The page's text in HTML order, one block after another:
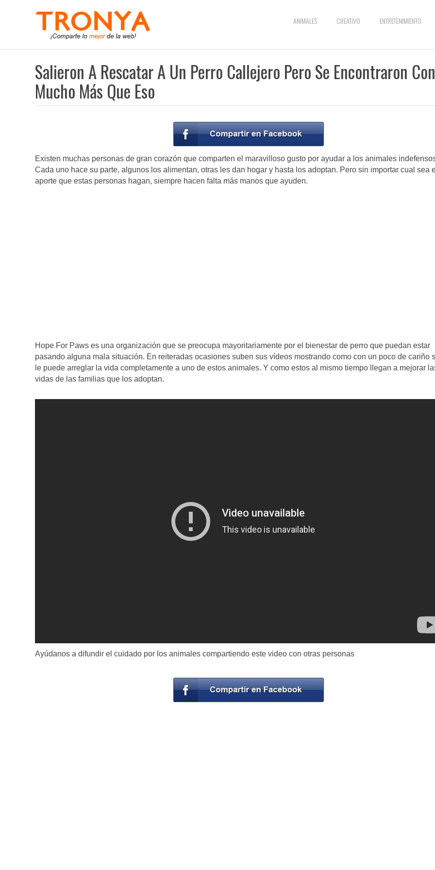
ANIMALES CREATIVO ENTRETENIMIENTO
Salieron A Rescatar A Un Perro Callejero Pero Se Encontraron Con
Mucho Más Que Eso
Existen muchas personas de gran corazón que comparten el maravilloso gusto por ayudar a los animales
Cada uno hace su parte, algunos los alimentan, otras les dan hogar y hasta los adoptan. Pero sin importar cual sea
aporte que estas personas hagan, siempre hacen falta más manos que ayuden.
Hope For Paws es una organización que se preocupa mayoritariamente por el bienestar de perro que puedan estar
pasando alguna mala situación. En reiteradas ocasiones suben sus vídeos mostrando como con un poco de cariño
le puede arreglar la vida completamente a uno de estos animales. Y como estos al mismo tiempo llegan a mejorar
vidas de las familias que los adoptan.
Ayúdanos a difundir el cuidado por los animales compartiendo este video con otras personas